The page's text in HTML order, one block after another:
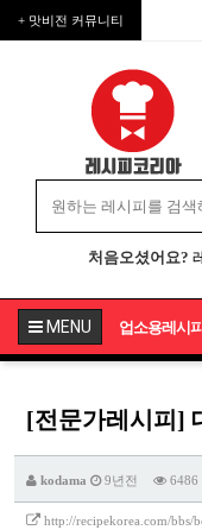
+ 맛비전 커뮤니티
처음오셨어요?
MENU 업소용레시피
[전문가레시피]
kodama 9년전 6486
http://recipekorea.com/